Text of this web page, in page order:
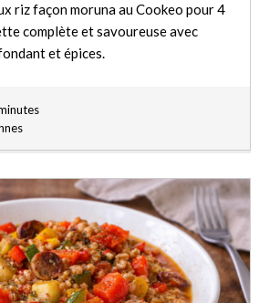
riz façon moruna au Cookeo pour 4
complète et savoureuse avec
et épices.